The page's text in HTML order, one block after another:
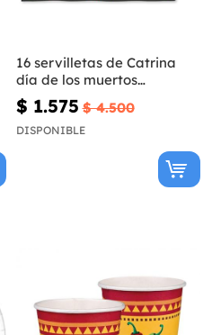
16 servilletas de Catrina
día de los muertos
(33x33cm) -Day of the Dead
$ 1.575 $ 4.500
DISPONIBLE